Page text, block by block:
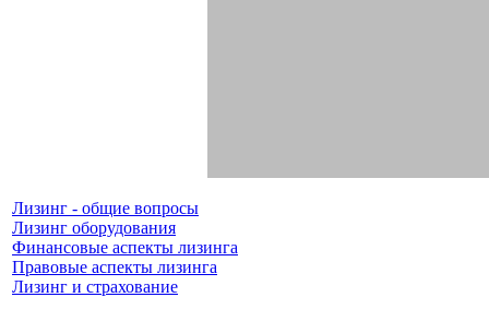
Лизинг - общие вопросы
Лизинг оборудования
Финансовые аспекты лизинга
Правовые аспекты лизинга
Лизинг и страхование